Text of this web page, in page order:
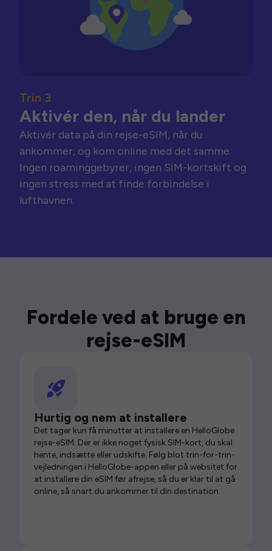
Trin 3
Aktivér den, når du lander
Aktivér data på din rejse-eSIM, når du
ankommer, og kom online med det samme.
Ingen roaminggebyrer, ingen SIM-kortskift og
ingen stress med at finde forbindelse i
lufthavnen.
Fordele ved at bruge en
rejse-eSIM
Hurtig og nem at installere
Det tager kun få minutter at installere en HelloGlobe
rejse-eSIM. Der er ikke noget fysisk SIM-kort, du skal
hente, indsætte eller udskifte. Følg blot trin-for-trin-
vejledningen i HelloGlobe-appen eller på websitet for
at installere din eSIM før afrejse, så du er klar til at gå
online, så snart du ankommer til din destination.